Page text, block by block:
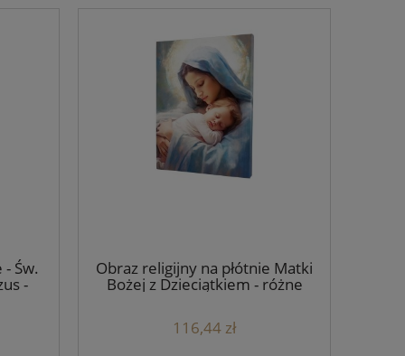
Św.
-
Obraz religijny na płótnie Matki
Bożej z Dzieciątkiem - różne
116,44 zł